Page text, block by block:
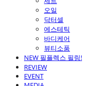
오일
닥터셀
에스테틱
바디케어
뷰티소품
NEW 필플렉스 필링!
REVIEW
EVENT